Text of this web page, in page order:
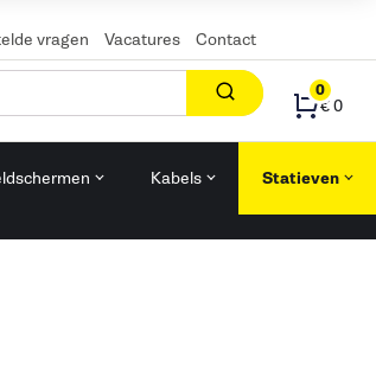
vragen Vacatures Contact
0
€ 0
Kabels Statieven